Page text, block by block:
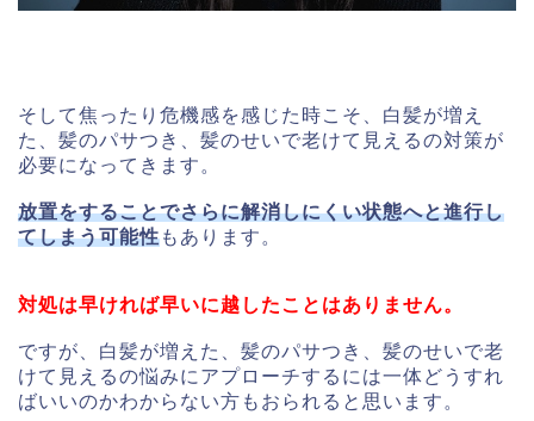
そして焦ったり危機感を感じた時こそ、白髪が増え
た、髪のパサつき、髪のせいで老けて見えるの対策が
必要になってきます。
放置をすることでさらに解消しにくい状態へと進行し
てしまう可能性もあります。
対処は早ければ早いに越したことはありません。
ですが、白髪が増えた、髪のパサつき、髪のせいで老
けて見えるの悩みにアプローチするには一体どうすれ
ばいいのかわからない方もおられると思います。